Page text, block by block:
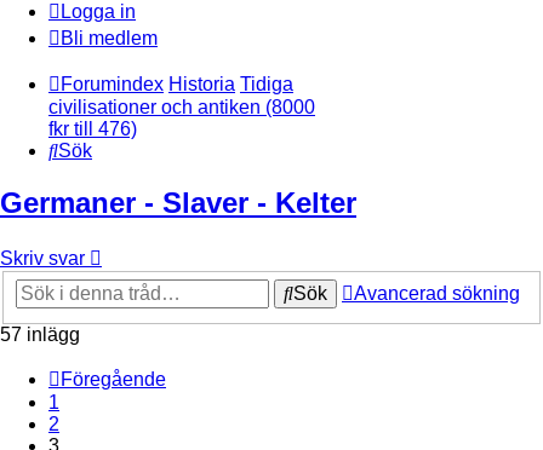
Logga in
Bli medlem
Forumindex Historia Tidiga
civilisationer och antiken (8000
fkr till 476)
Sök
Germaner - Slaver - Kelter
Skriv svar
Sök
Avancerad sökning
57 inlägg
Föregående
1
2
3